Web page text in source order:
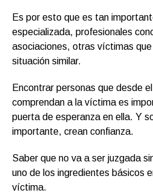
Es por esto que es tan
especializada, profesionales
asociaciones, otras víctimas
situación similar.
Encontrar personas que desde
comprendan a la víctima es
puerta de esperanza en ella. Y
importante, crean confianza.
Saber que no va a ser juzgada
uno de los ingredientes básicos
víctima.